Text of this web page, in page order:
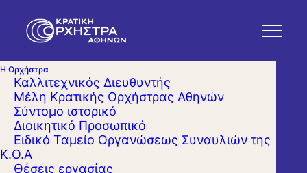
Η Ορχήστρα
Καλλιτεχνικός Διευθυντής
Μέλη Κρατικής Ορχήστρας Αθηνών
Σύντομο ιστορικό
Διοικητικό Προσωπικό
Ειδικό Ταμείο Οργανώσεως Συναυλιών της
Κ.Ο.Α
Θέσεις εργασίας